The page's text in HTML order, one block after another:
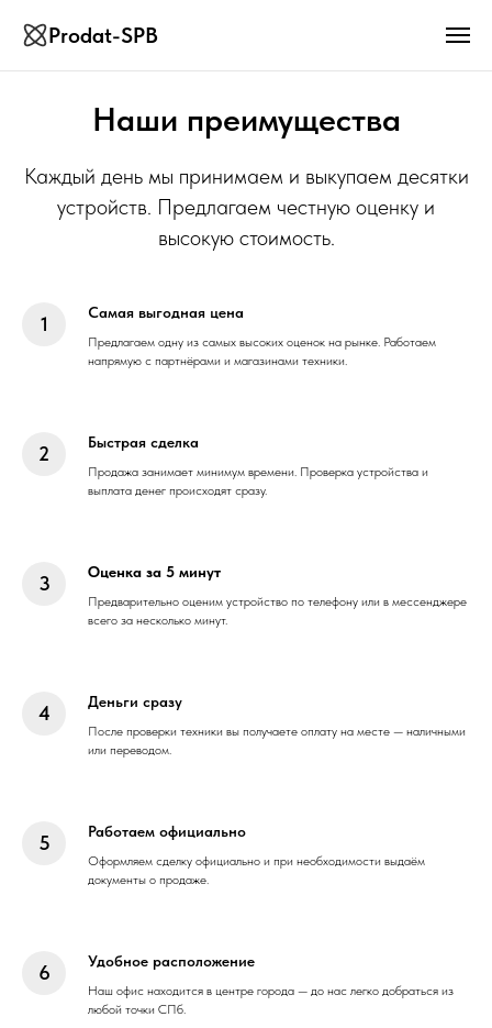
Prodat-SPB
Наши преимущества
Каждый день мы принимаем и выкупаем десятки
устройств. Предлагаем честную оценку и
высокую стоимость.
Самая выгодная цена
Предлагаем одну из самых высоких оценок на рынке. Работаем
напрямую с партнёрами и магазинами техники.
Быстрая сделка
Продажа занимает минимум времени. Проверка устройства и
выплата денег происходят сразу.
Оценка за 5 минут
Предварительно оценим устройство по телефону или в мессенджере
всего за несколько минут.
Деньги сразу
После проверки техники вы получаете оплату на месте — наличными
или переводом.
Работаем официально
Оформляем сделку официально и при необходимости выдаём
документы о продаже.
Удобное расположение
Наш офис находится в центре города — до нас легко добраться из
любой точки СПб.